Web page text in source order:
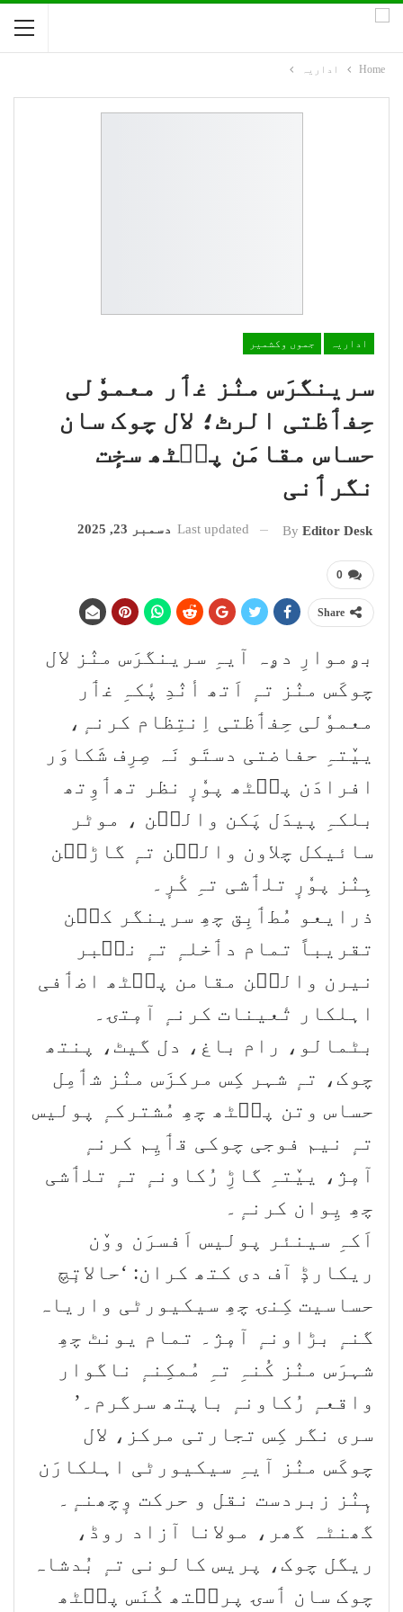
Home اداریہ
اداریہ جموں وکشمیر
سرینگرَس منٛز غٲر معموٗلی
حِفٲظتی الرٹ؛ لال چوک سان
حساس مقامَن پٮ۪ٹھ سخٕت
نگرٲنی
By Editor Desk
Last updated دسمبر 23, 2025
0
Share
بۄموارِ دۄہ آیہِ سرینگرَس منٛز لال
چوکَس منٛز تہٕ اَتھ أنٛدِ پٔکہِ غٲر
معموٗلی حِفٲظتی اِنتِظام کرنہٕ،
ییٚتہِ حفاضتی دستَو نَہ صِرِف شَکاوَر
افرادَن پٮ۪ٹھ پوٗرٕ نظر تھٲوِتھ
بلکہِ پیدَل پَکن والٮ۪ن ، موٹر
سائیکل چلاون والٮ۪ن تہٕ گاڑٮ۪ن
ہِنٛز پوٗرٕ تلٲشی تہِ کٔرٕ۔
ذرایعو مُطٲبِق چھِ سرینگر کٮ۪ن
تقریباً تمام دٲخلہٕ تہٕ نٮ۪بر
نیرن والٮ۪ن مقامن پٮ۪ٹھ اضٲفی
اہلکار تٔعینات کرنہٕ آمٕتۍ۔
بٹمالو، رام باغ، دل گیٹ، پنتھ
چوک، تہٕ شہر کِس مرکزَس منٛز شٲمِل
حساس وتن پٮ۪ٹھ چھِ مُشترکہٕ پولیس
تہٕ نیم فوجی چوکی قٲیِم کرنہٕ
آمٕژ، ییٚتہِ گاڑِ رُکاونہٕ تہٕ تلٲشی
چھِ یِوان کرنہٕ۔
اَکہِ سینئر پولیس اَفسرَن ووٚن
ریکارڈٕ آف دی کتھ کران: ‘حالاتٕچ
حساسیت کِنۍ چھِ سیکیورٹی واریاہ
گنہٕ بڑاونہٕ آمٕژ۔ تمام یونٹ چھِ
شہرَس منٛز کُنہِ تہِ مُمکِنہٕ ناگوار
واقعہٕ رُکاونہٕ باپتھ سرگرم۔’
سری نگر کِس تجارتی مرکز، لال
چوکَس منٛز آیہِ سیکیورٹی اہلکارَن
ہٕنٛز زبردست نقل و حرکت وٕچھنہٕ۔
گھنٹہ گھر، مولانا آزاد روڈ،
ریگل چوک، پریس کالونی تہٕ بُدشاہ
چوک سان ٲسۍ پرٮ۪تھ کُنَس پٮ۪ٹھ